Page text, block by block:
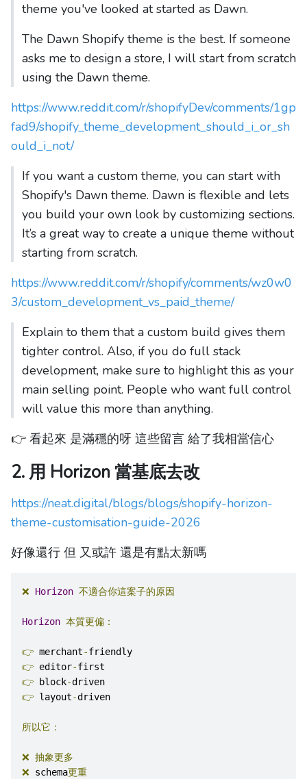
theme you've looked at started as Dawn.
The Dawn Shopify theme is the best. If someone
asks me to design a store, I will start from scratch
using the Dawn theme.
https://www.reddit.com/r/shopifyDev/comments/1gp
fad9/shopify_theme_development_should_i_or_sh
ould_i_not/
If you want a custom theme, you can start with
Shopify's Dawn theme. Dawn is flexible and lets
you build your own look by customizing sections.
It’s a great way to create a unique theme without
starting from scratch.
https://www.reddit.com/r/shopify/comments/wz0w0
3/custom_development_vs_paid_theme/
Explain to them that a custom build gives them
tighter control. Also, if you do full stack
development, make sure to highlight this as your
main selling point. People who want full control
will value this more than anything.
👉 看起來 是滿穩的呀 這些留言 給了我相當信心
2. 用 Horizon 當基底去改
https://neat.digital/blogs/blogs/shopify-horizon-
theme-customisation-guide-2026
好像還行 但 又或許 還是有點太新嗎
❌ Horizon 不適合你這案子的原因
Horizon 本質更偏：
👉 merchant-friendly
👉 editor-first
👉 block-driven
👉 layout-driven
所以它：
❌ 抽象更多
❌ schema更重